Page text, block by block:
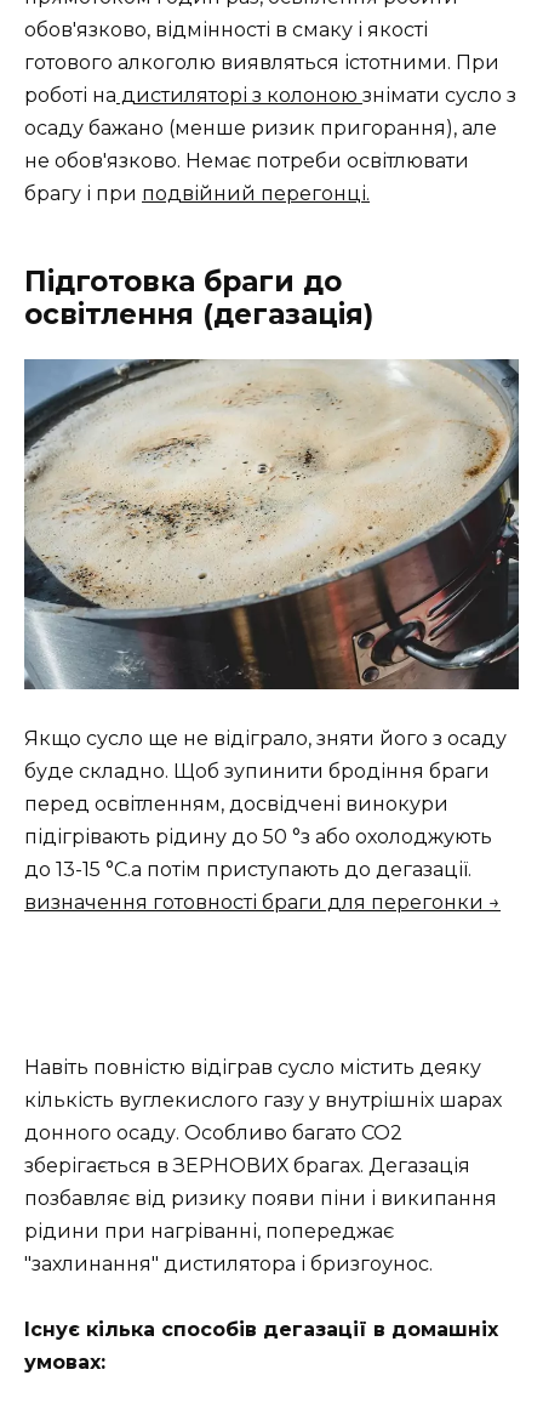
обов'язково, відмінності в смаку і якості
готового алкоголю виявляться істотними. При
роботі на дистиляторі з колоною знімати сусло з
осаду бажано (менше ризик пригорання), але
не обов'язково. Немає потреби освітлювати
брагу і при подвійний перегонці.
Підготовка браги до
освітлення (дегазація)
Якщо сусло ще не відіграло, зняти його з осаду
буде складно. Щоб зупинити бродіння браги
перед освітленням, досвідчені винокури
підігрівають рідину до 50 °з або охолоджують
до 13-15 °С.а потім приступають до дегазації.
визначення готовності браги для перегонки →
Навіть повністю відіграв сусло містить деяку
кількість вуглекислого газу у внутрішніх шарах
донного осаду. Особливо багато СО2
зберігається в ЗЕРНОВИХ брагах. Дегазація
позбавляє від ризику появи піни і википання
рідини при нагріванні, попереджає
"захлинання" дистилятора і бризгоунос.
Існує кілька способів дегазації в домашніх
умовах: